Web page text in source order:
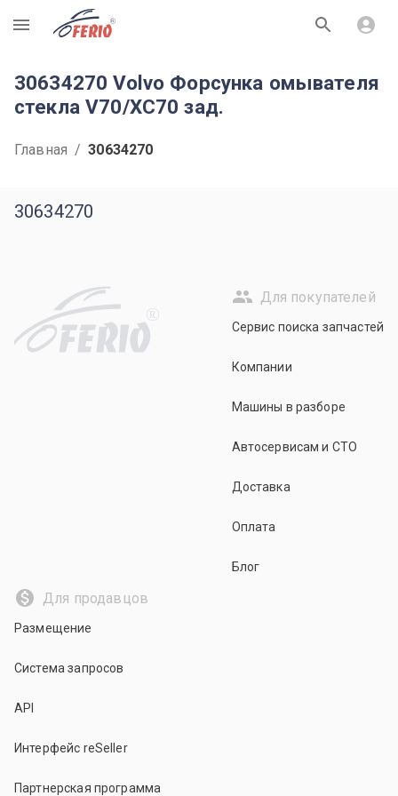
R
30634270 Volvo Форсунка омывателя
стекла V70/XC70 зад.
Главная / 30634270
30634270
R
Для покупателей
Сервис поиска запчастей
Компании
Машины в разборе
Автосервисам и СТО
Доставка
Оплата
Блог
Для продавцов
Размещение
Система запросов
API
Интерфейс reSeller
Партнерская программа